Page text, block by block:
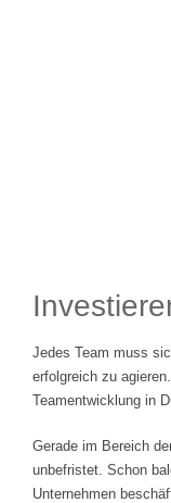
Jedes Team muss
erfolgreich zu
Teamentwicklung in
Gerade im Bereich
unbefristet. Schon
Unternehmen